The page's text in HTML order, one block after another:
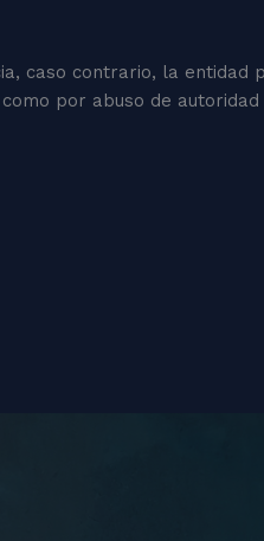
caso contrario, la entidad
por abuso de autoridad